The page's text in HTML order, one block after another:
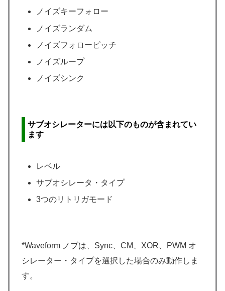
ノイズキーフォロー
ノイズランダム
ノイズフォローピッチ
ノイズループ
ノイズシンク
サブオシレーターには以下のものが含まれてい
ます
レベル
サブオシレータ・タイプ
3つのリトリガモード
*Waveform ノブは、Sync、CM、XOR、PWM オ
シレーター・タイプを選択した場合のみ動作しま
す。